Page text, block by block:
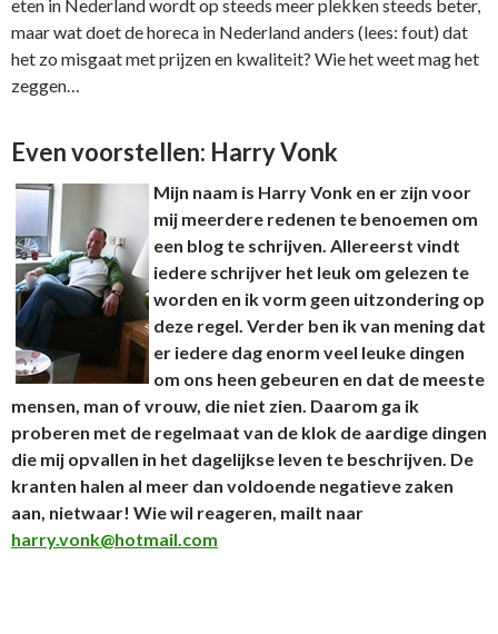
eten in Nederland wordt op steeds meer plekken steeds beter,
maar wat doet de horeca in Nederland anders (lees: fout) dat
het zo misgaat met prijzen en kwaliteit? Wie het weet mag het
zeggen…
Even voorstellen: Harry Vonk
Mijn naam is Harry Vonk en er zijn voor
mij meerdere redenen te benoemen om
een blog te schrijven. Allereerst vindt
iedere schrijver het leuk om gelezen te
worden en ik vorm geen uitzondering op
deze regel. Verder ben ik van mening dat
er iedere dag enorm veel leuke dingen
om ons heen gebeuren en dat de meeste
mensen, man of vrouw, die niet zien. Daarom ga ik
proberen met de regelmaat van de klok de aardige dingen
die mij opvallen in het dagelijkse leven te beschrijven. De
kranten halen al meer dan voldoende negatieve zaken
aan, nietwaar! Wie wil reageren, mailt naar
harry.vonk@hotmail.com